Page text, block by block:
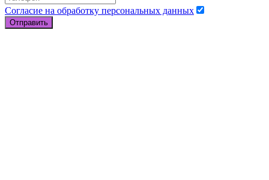
Согласие на обработку персональных данных
Отправить